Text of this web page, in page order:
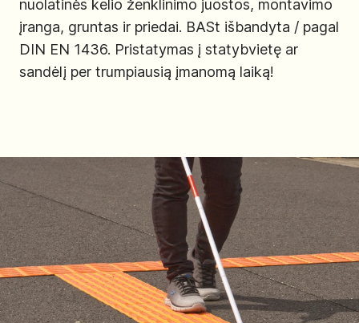
nuolatinės kelio ženklinimo juostos, montavimo
įranga, gruntas ir priedai. BASt išbandyta / pagal
DIN EN 1436. Pristatymas į statybvietę ar
sandėlį per trumpiausią įmanomą laiką!